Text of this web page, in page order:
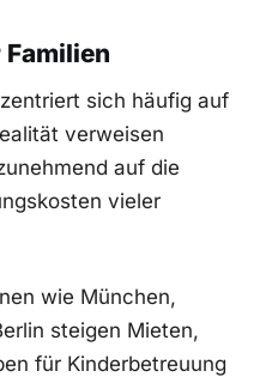
sich häufig auf
verweisen
auf die
vieler
wie München,
steigen Mieten,
für Kinderbetreuung